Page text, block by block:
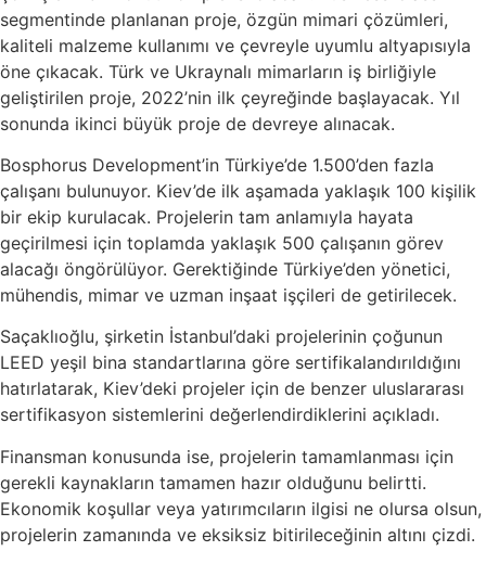
segmentinde planlanan proje, özgün mimari çözümleri,
kaliteli malzeme kullanımı ve çevreyle uyumlu altyapısıyla
öne çıkacak. Türk ve Ukraynalı mimarların iş birliğiyle
geliştirilen proje, 2022’nin ilk çeyreğinde başlayacak. Yıl
sonunda ikinci büyük proje de devreye alınacak.
Bosphorus Development’in Türkiye’de 1.500’den fazla
çalışanı bulunuyor. Kiev’de ilk aşamada yaklaşık 100 kişilik
bir ekip kurulacak. Projelerin tam anlamıyla hayata
geçirilmesi için toplamda yaklaşık 500 çalışanın görev
alacağı öngörülüyor. Gerektiğinde Türkiye’den yönetici,
mühendis, mimar ve uzman inşaat işçileri de getirilecek.
Saçaklıoğlu, şirketin İstanbul’daki projelerinin çoğunun
LEED yeşil bina standartlarına göre sertifikalandırıldığını
hatırlatarak, Kiev’deki projeler için de benzer uluslararası
sertifikasyon sistemlerini değerlendirdiklerini açıkladı.
Finansman konusunda ise, projelerin tamamlanması için
gerekli kaynakların tamamen hazır olduğunu belirtti.
Ekonomik koşullar veya yatırımcıların ilgisi ne olursa olsun,
projelerin zamanında ve eksiksiz bitirileceğinin altını çizdi.